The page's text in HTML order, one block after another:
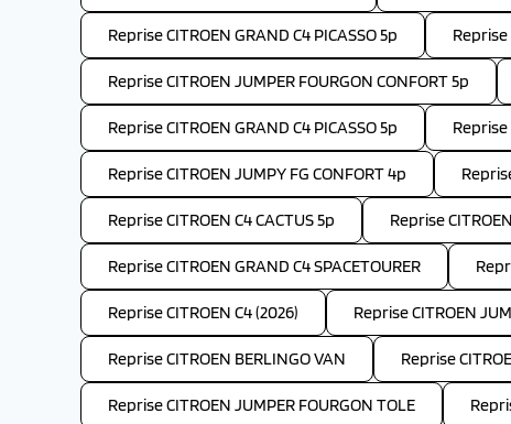
Reprise CITROEN GRAND C4 PICASSO 5p Reprise
Reprise CITROEN JUMPER FOURGON CONFORT 5p
Reprise CITROEN GRAND C4 PICASSO 5p Reprise
Reprise CITROEN JUMPY FG CONFORT 4p
Reprise CITROEN C4 CACTUS 5p Reprise
Reprise CITROEN GRAND C4 SPACETOURER
Reprise CITROEN C4 (2026) Reprise CITROEN
Reprise CITROEN BERLINGO VAN Reprise
Reprise CITROEN JUMPER FOURGON TOLE